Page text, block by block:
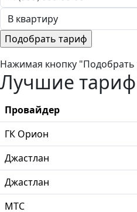
Нажимая кнопку
Лучшие
Провайдер
ГК Орион
Джастлан
Джастлан
МТС